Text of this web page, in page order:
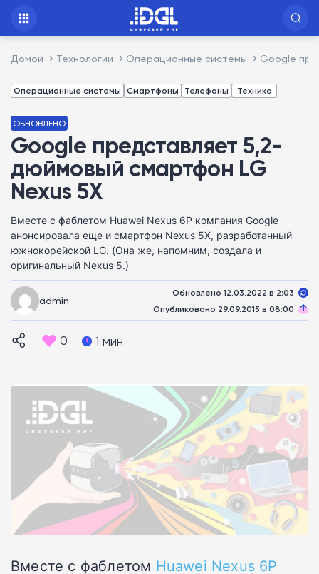
Домой Технологии Операционные системы Google
Операционные системы Смартфоны Телефоны Техника
ОБНОВЛЕНО
Google представляет 5,2-
дюймовый смартфон LG
Nexus 5X
Вместе с фаблетом Huawei Nexus 6P компания Google
анонсировала еще и смартфон Nexus 5X, разработанный
южнокорейской LG. (Она же, напомним, создала и
оригинальный Nexus 5.)
admin
Обновлено 12.03.2022 в 2:03
Опубликовано 29.09.2015 в 08:00
0 1 мин
Вместе с фаблетом Huawei Nexus 6P